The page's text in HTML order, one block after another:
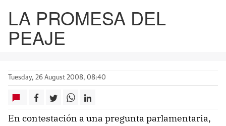
LA PROMESA DEL
PEAJE
Tuesday, 26 August 2008, 08:40
En contestación a una pregunta parlamentaria,